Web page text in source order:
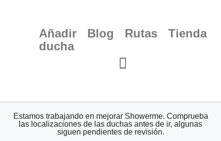
Añadir
ducha
Blog Rutas Tienda
Estamos trabajando en mejorar Showerme. Comprueba
las localizaciones de las duchas antes de ir, algunas
siguen pendientes de revisión.